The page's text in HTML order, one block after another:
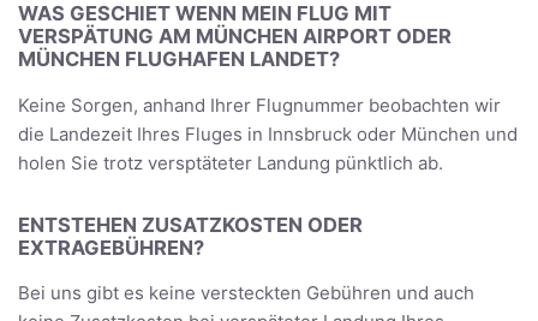
WAS GESCHIET WENN MEIN FLUG MIT
VERSPÄTUNG AM MÜNCHEN AIRPORT ODER
MÜNCHEN FLUGHAFEN LANDET?
Keine Sorgen, anhand Ihrer Flugnummer beobachten wir
die Landezeit Ihres Fluges in Innsbruck oder München und
holen Sie trotz versptäteter Landung pünktlich ab.
ENTSTEHEN ZUSATZKOSTEN ODER
EXTRAGEBÜHREN?
Bei uns gibt es keine versteckten Gebühren und auch